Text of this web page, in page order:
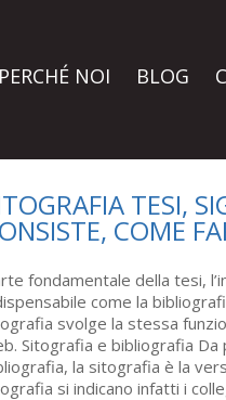
PERCHÉ NOI BLOG
TESI,
COME
fondamentale della tesi,
come la
svolge la stessa
Sitografia e bibliografia
la sitografia è la
si indicano infatti i